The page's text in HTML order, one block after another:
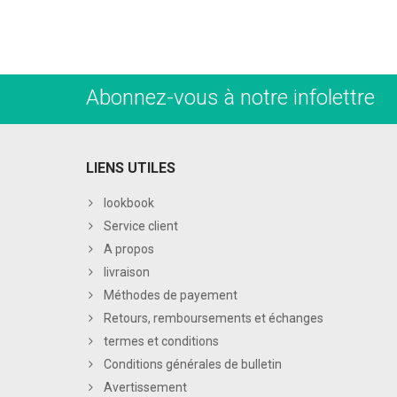
Abonnez-vous à notre infolettre
LIENS UTILES
lookbook
Service client
A propos
livraison
Méthodes de payement
Retours, remboursements et échanges
termes et conditions
Conditions générales de bulletin
Avertissement